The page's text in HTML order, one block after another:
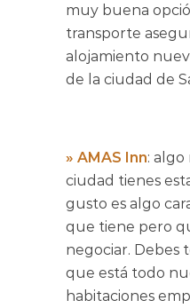
muy buena
transporte
alojamiento
de la ciudad de
» AMAS Inn: algo
ciudad tienes
gusto es algo
que tiene pero
negociar. Debes
que está todo
habitaciones